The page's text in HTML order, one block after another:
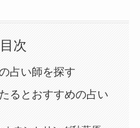
目次
占い師を探す
るとおすすめの占い